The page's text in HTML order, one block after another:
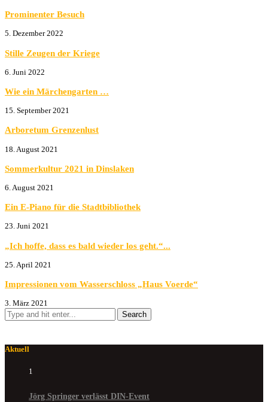
Prominenter Besuch
5. Dezember 2022
Stille Zeugen der Kriege
6. Juni 2022
Wie ein Märchengarten …
15. September 2021
Arboretum Grenzenlust
18. August 2021
Sommerkultur 2021 in Dinslaken
6. August 2021
Ein E-Piano für die Stadtbibliothek
23. Juni 2021
„Ich hoffe, dass es bald wieder los geht.“...
25. April 2021
Impressionen vom Wasserschloss „Haus Voerde“
3. März 2021
Aktuell
1
Jörg Springer verlässt DIN-Event